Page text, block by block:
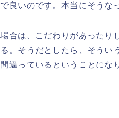
良いのです。本当にそうな
合は、こだわりがあったり
。そうだとしたら、そうい
違っているということにな